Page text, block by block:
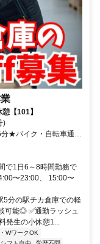
【101】
)
★バイク・自転車通勤
で1日6～8時間勤務で
〜23:00、 15:00〜
5分の駅チカ倉庫での軽
可能◎ ✅通勤ラッシュ
発生の小休憩1...
WワークOK